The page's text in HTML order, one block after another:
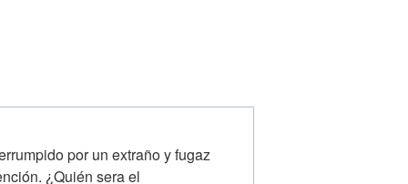
por un extraño y fugaz
¿Quién sera el